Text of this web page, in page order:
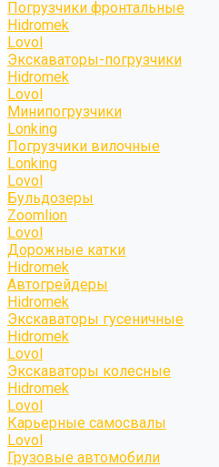
Погрузчики фронтальные
Hidromek
Lovol
Экскаваторы-погрузчики
Hidromek
Lovol
Минипогрузчики
Lonking
Погрузчики вилочные
Lonking
Lovol
Бульдозеры
Zoomlion
Lovol
Дорожные катки
Hidromek
Автогрейдеры
Hidromek
Экскаваторы гусеничные
Hidromek
Lovol
Экскаваторы колесные
Hidromek
Lovol
Карьерные самосвалы
Lovol
Грузовые автомобили